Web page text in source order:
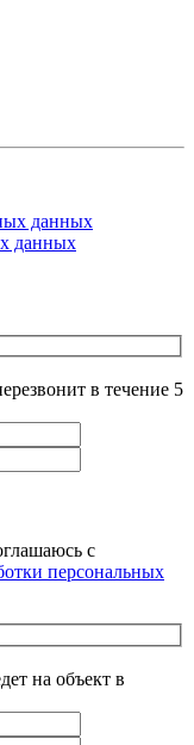
данных
данных
в течение 5
с
персональных
на объект в